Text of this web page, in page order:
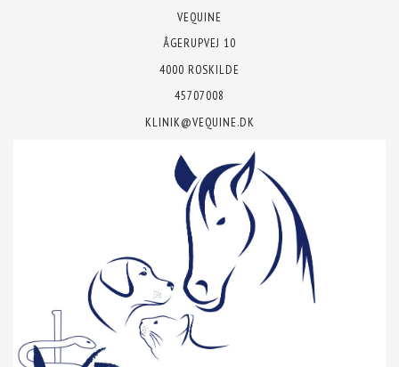
VEQUINE
ÅGERUPVEJ 10
4000 ROSKILDE
45707008
KLINIK@VEQUINE.DK